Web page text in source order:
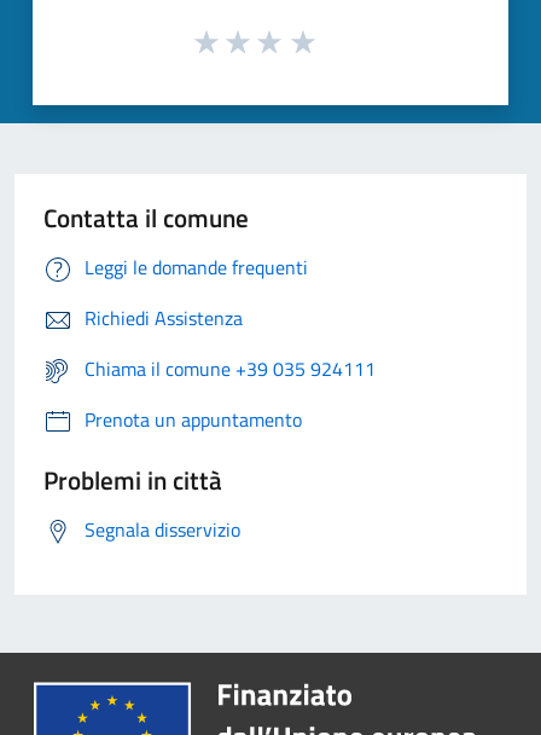
Contatta il comune
Leggi le domande frequenti
Richiedi Assistenza
Chiama il comune +39 035 924111
Prenota un appuntamento
Problemi in città
Segnala disservizio